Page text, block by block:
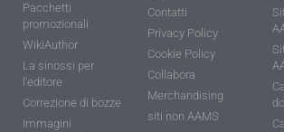
Pacchetti
promozionali
WikiAuthor
La sinossi per
l'editore
Correzione di bozze
Immagini
Contatti
Privacy Policy
Cookie Policy
Collabora
Merchandising
siti non AAMS